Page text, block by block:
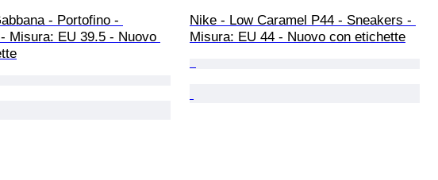
- Portofino -
Misura: EU 39.5 - Nuovo
Nike - Low Caramel P44 - Sneakers -
Misura: EU 44 - Nuovo con etichette